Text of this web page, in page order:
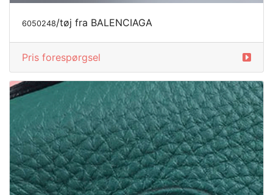
6050248/tøj fra BALENCIAGA
Pris forespørgsel